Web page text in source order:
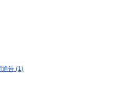
通告 (1)